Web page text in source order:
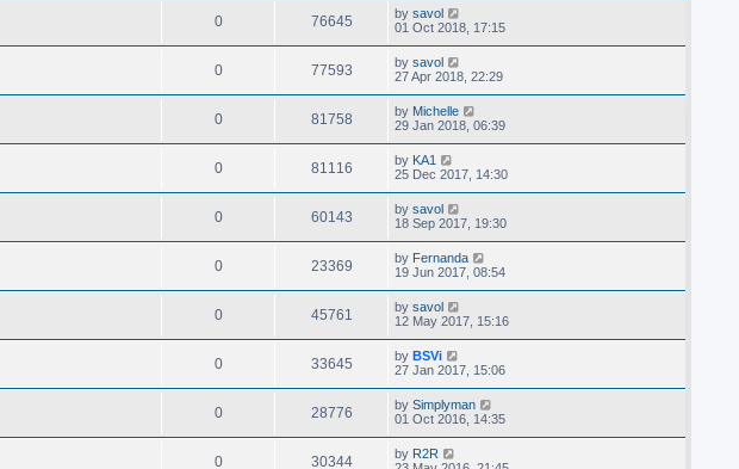
0 76645 by savol
01 Oct 2018, 17:15
0 77593 by savol
27 Apr 2018, 22:29
0 81758 by Michelle
29 Jan 2018, 06:39
0 81116 by KA1
25 Dec 2017, 14:30
0 60143 by savol
18 Sep 2017, 19:30
0 23369 by Fernanda
19 Jun 2017, 08:54
0 45761 by savol
12 May 2017, 15:16
0 33645 by BSVi
27 Jan 2017, 15:06
0 28776 by Simplyman
01 Oct 2016, 14:35
0 30344 by R2R